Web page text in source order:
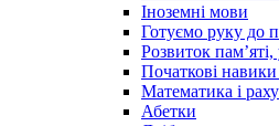
Іноземні мови
Готуємо руку до
Розвиток
Початкові
Математика і
Абетки